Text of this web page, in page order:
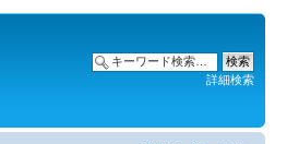
詳細検索